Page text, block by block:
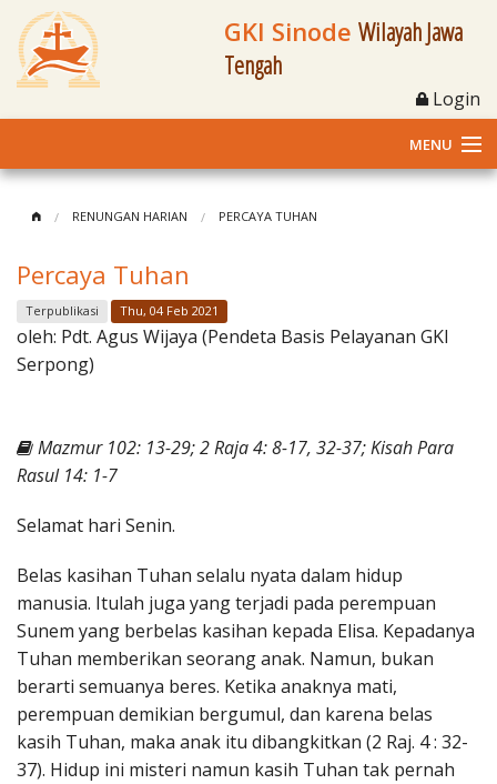
GKI Sinode Wilayah Jawa
Tengah
Login
MENU
Klasis dan Jemaat
Berita Kegiatan
Materi
Penerbitan
RENUNGAN HARIAN PERCAYA TUHAN
Percaya Tuhan
Terpublikasi Thu, 04 Feb 2021
oleh: Pdt. Agus Wijaya (Pendeta Basis Pelayanan GKI
Serpong)
Mazmur 102: 13-29; 2 Raja 4: 8-17, 32-37; Kisah Para
Rasul 14: 1-7
Selamat hari Senin.
Belas kasihan Tuhan selalu nyata dalam hidup
manusia. Itulah juga yang terjadi pada perempuan
Sunem yang berbelas kasihan kepada Elisa. Kepadanya
Tuhan memberikan seorang anak. Namun, bukan
berarti semuanya beres. Ketika anaknya mati,
perempuan demikian bergumul, dan karena belas
kasih Tuhan, maka anak itu dibangkitkan (2 Raj. 4 : 32-
37). Hidup ini misteri namun kasih Tuhan tak pernah